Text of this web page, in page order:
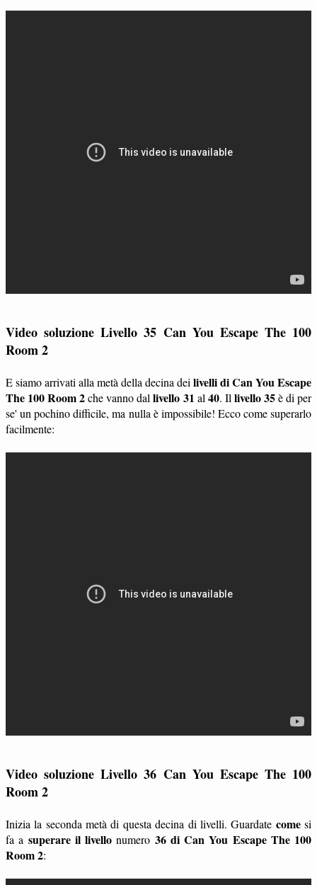
Video soluzione Livello 35 Can You Escape The 100
Room 2
E siamo arrivati alla metà della decina dei livelli di Can You Escape
The 100 Room 2che vanno dallivello 31 al 40. Il livello 35è di per
se' un pochino difficile, ma nulla è impossibile! Ecco come superarlo
facilmente:
Video soluzione Livello 36 Can You Escape The 100
Room 2
Inizia la seconda metà di questa decina di livelli. Guardate comesi
fa a superare il livello numero 36 di Can You Escape The 100
Room 2: